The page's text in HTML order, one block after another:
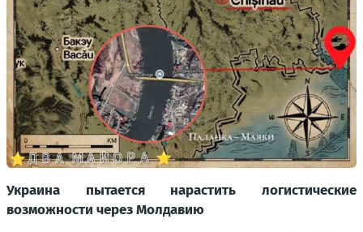
Украина пытается нарастить логистические
возможности через Молдавию